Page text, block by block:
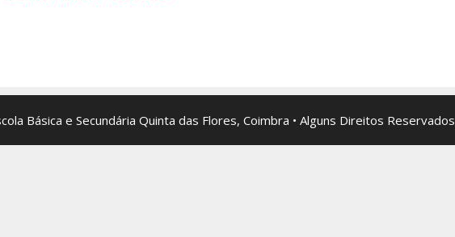
Básica e Secundária Quinta das Flores, Coimbra • Alguns Direitos Reservados